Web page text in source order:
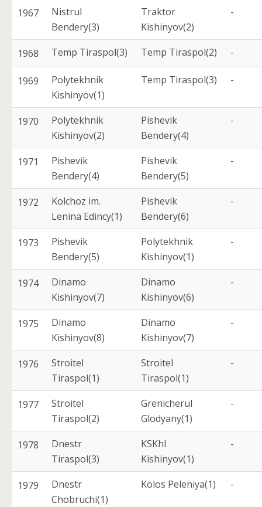
1967
Nistrul
Bendery(3)
Traktor
Kishinyov(2)
-
1968 Temp Tiraspol(3) Temp Tiraspol(2) -
1969
Polytekhnik
Kishinyov(1)
Temp Tiraspol(3) -
1970
Polytekhnik
Kishinyov(2)
Pishevik
Bendery(4)
-
1971
Pishevik
Bendery(4)
Pishevik
Bendery(5)
-
1972
Kolchoz im.
Lenina Edincy(1)
Pishevik
Bendery(6)
-
1973
Pishevik
Bendery(5)
Polytekhnik
Kishinyov(1)
-
1974
Dinamo
Kishinyov(7)
Dinamo
Kishinyov(6)
-
1975
Dinamo
Kishinyov(8)
Dinamo
Kishinyov(7)
-
1976
Stroitel
Tiraspol(1)
Stroitel
Tiraspol(1)
-
1977
Stroitel
Tiraspol(2)
Grenicherul
Glodyany(1)
-
1978
Dnestr
Tiraspol(3)
KSKhI
Kishinyov(1)
-
1979
Dnestr
Chobruchi(1)
Kolos Peleniya(1) -